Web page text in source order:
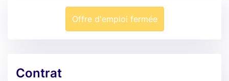
Offre d'emploi fermée
Contrat